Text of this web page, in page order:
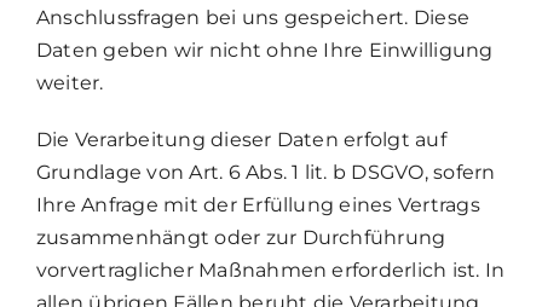
Anschlussfragen bei uns gespeichert. Diese
Daten geben wir nicht ohne Ihre Einwilligung
weiter.
Die Verarbeitung dieser Daten erfolgt auf
Grundlage von Art. 6 Abs. 1 lit. b DSGVO, sofern
Ihre Anfrage mit der Erfüllung eines Vertrags
zusammenhängt oder zur Durchführung
vorvertraglicher Maßnahmen erforderlich ist. In